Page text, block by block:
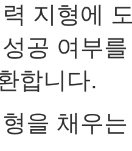
지형에
공 여부
합니다.
을 채우